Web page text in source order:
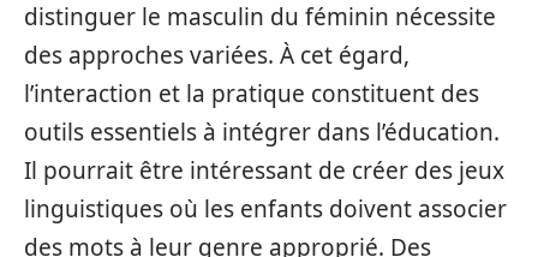
distinguer le masculin du féminin nécessite
des approches variées. À cet égard,
l’interaction et la pratique constituent des
outils essentiels à intégrer dans l’éducation.
Il pourrait être intéressant de créer des jeux
linguistiques où les enfants doivent associer
des mots à leur genre approprié. Des